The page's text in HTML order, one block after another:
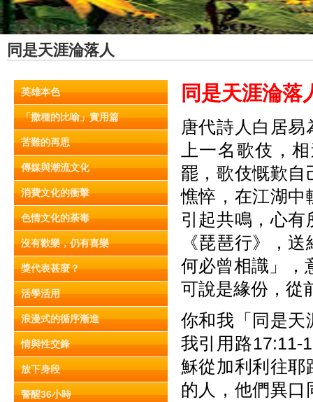
同是天涯淪落人
英雄本色
「撒種的比喻」實用篇
苦難的再思
傳媒與潮流文化
消費文化的衝擊
色情文化的荼毒
沒有歡樂，仍有喜樂
獎代表甚麼？
活學活用
浪漫式的循序漸進
情與性交鋒
放下身段
警醒36小時
同是天涯淪落
唐代詩人白居
上一名歌伎，
罷，歌伎慨歎自
憔悴，在江湖中
引起共鳴，心
《琵琶行》，
何必曾相識」，
可說是緣份，從
你和我「同是天
我引用路17:11-
穌從加利利往耶
的人，他們異口